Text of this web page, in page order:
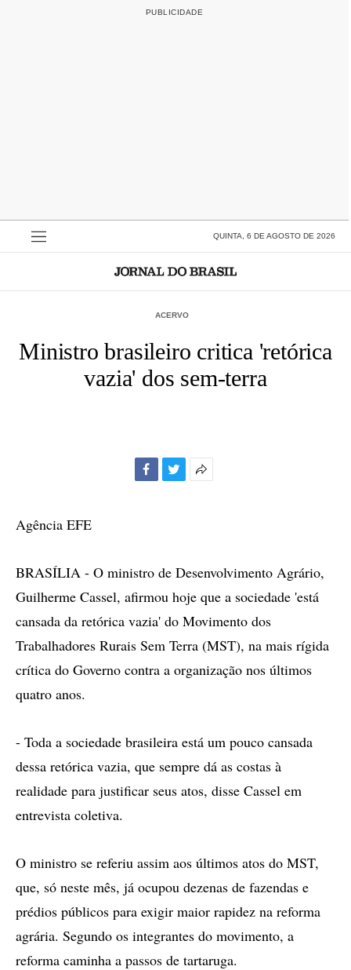
QUINTA, 6 DE AGOSTO DE 2026
ACERVO
Ministro brasileiro critica 'retórica
vazia' dos sem-terra
Agência EFE
BRASÍLIA - O ministro de Desenvolvimento Agrário,
Guilherme Cassel, afirmou hoje que a sociedade 'está
cansada da retórica vazia' do Movimento dos
Trabalhadores Rurais Sem Terra (MST), na mais rígida
crítica do Governo contra a organização nos últimos
quatro anos.
- Toda a sociedade brasileira está um pouco cansada
dessa retórica vazia, que sempre dá as costas à
realidade para justificar seus atos, disse Cassel em
entrevista coletiva.
O ministro se referiu assim aos últimos atos do MST,
que, só neste mês, já ocupou dezenas de fazendas e
prédios públicos para exigir maior rapidez na reforma
agrária. Segundo os integrantes do movimento, a
reforma caminha a passos de tartaruga.